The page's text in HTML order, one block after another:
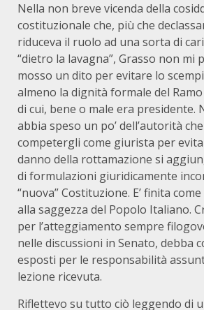
Nella non breve vicenda della
costituzionale che, più che
riduceva il ruolo ad una sorta di
“dietro la lavagna”, Grasso non mi
mosso un dito per evitare lo
almeno la dignità formale del
di cui, bene o male era presidente.
abbia speso un po’ dell’autorità
competergli come giurista per
danno della rottamazione si
di formulazioni giuridicamente
“nuova” Costituzione. E’ finita
alla saggezza del Popolo Italiano.
per l’atteggiamento sempre
nelle discussioni in Senato, debba
esposti per le responsabilità
lezione ricevuta.
Riflettevo su tutto ciò leggendo di